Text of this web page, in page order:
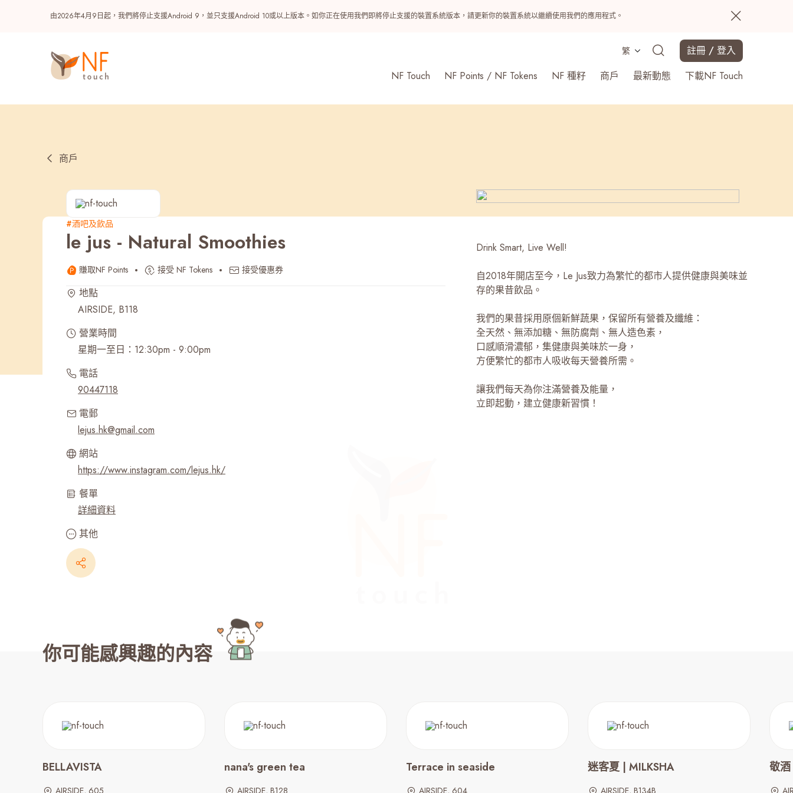
由2026年4月9日起，我們將停止支援Android 9，並只支援Android 10或以上版本。如你正在使用我們即將停止支援的裝置系統版本，請更新你的裝置系統以繼續使用我們的應用程式。
繁
註冊 / 登入
NF Touch
NF Points / NF Tokens NF 種籽 商戶 最新動態 下載NF Touch
熱門
NF 種籽 NF Points AIRSIDE 獎賞
最近搜尋紀錄
商戶
#酒吧及飲品
le jus - Natural Smoothies
賺取NF Points 接受 NF Tokens 接受優惠券
地點
AIRSIDE, B118
營業時間
星期一至日：12:30pm - 9:00pm
電話
90447118
電郵
lejus.hk@gmail.com
網站
https://www.instagram.com/lejus.hk/
餐單
詳細資料
其他
Drink Smart, Live Well!
自2018年開店至今，Le Jus致力為繁忙的都市人提供健康與美味並
存的果昔飲品。
我們的果昔採用原個新鮮蔬果，保留所有營養及纖維：
全天然、無添加糖、無防腐劑、無人造色素，
口感順滑濃郁，集健康與美味於一身，
方便繁忙的都市人吸收每天營養所需。
讓我們每天為你注滿營養及能量，
立即起動，建立健康新習慣！
你可能感興趣的內容
BELLAVISTA
AIRSIDE, 605
nana's green tea
AIRSIDE, B128
Terrace in seaside
AIRSIDE, 604
迷客夏 | MILKSHA
AIRSIDE, B134B
敬